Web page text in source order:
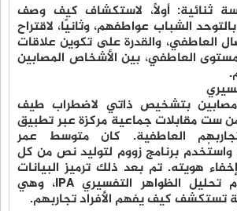
ثنائية: أولاً، لاستكشاف كيف وصف
الشباب عواطفهم، وثانيًا، لاقتراح
العاطفي، والقدرة على تكوين علاقات
العاطفي، بين الأشخاص المصابين
شخصًا مصابين بتشخيص ذاتي لاضطراب طيف
ست مقابلات جماعية مركزة عبر تطبيق
العاطفية. كان متوسط عمر
28 عامًا واستُخدم برنامج زووم لتوليد نص من كل
هويته. تم بعد ذلك ترميز البيانات
وتحليلها باستخدام تحليل الظواهر التفسيري IPA، وهي
تستكشف كيف يفهم الأفراد تجاربهم.